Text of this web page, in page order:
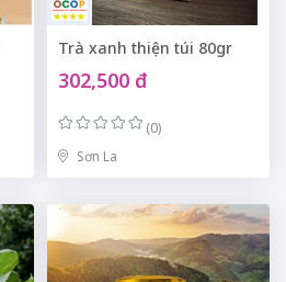
Trà xanh thiện túi 80gr
302,500 đ
(0)
Sơn La